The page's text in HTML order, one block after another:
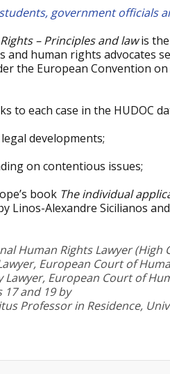
government officials
– Principles and lawis
human rights advocates
the European Convention
to each case in the HUDOC
developments;
on contentious issues;
book The individual
Linos-Alexandre Sicilianos
Human Rights Lawyer
European Court of
Lawyer, European Court of
17 and 19 by
Professor in Residence,